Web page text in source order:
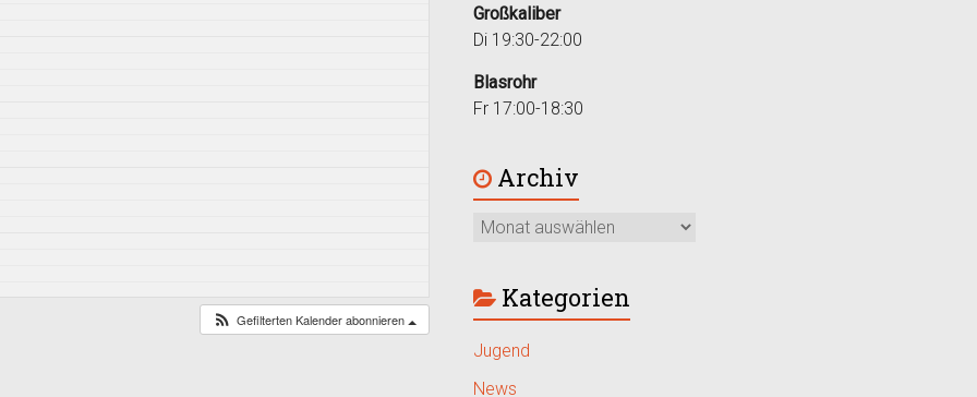
Gefilterten Kalender abonnieren
Großkaliber
Di 19:30-22:00
Blasrohr
Fr 17:00-18:30
Archiv
Kategorien
Jugend
News